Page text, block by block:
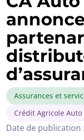
Assurances et
Crédit Agricole Auto
Date de publication